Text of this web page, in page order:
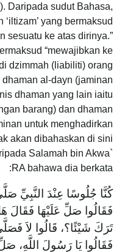
Daripada sudut Bahasa,
‘iltizam’ yang bermaksud
sesuatu ke atas dirinya.”
“mewajibkan ke
dzimmah (liabiliti) orang
al-dayn (jaminan
dhaman yang lain iaitu
barang) dan dhaman
untuk menghadirkan
akan dibahaskan di sini
Salamah bin Akwa`
RA bahawa dia berkata:
كُنَّا جُلُوسًا عِنْدَ النَّبِيِّ
فَقَالُوا صَلِّ عَلَيْهَا فَقَالَ
تَرَكَ شَيْئًا؟، قَالُوا لاَ
فَقَالُوا يَا رَسُولَ اللَّهِ،